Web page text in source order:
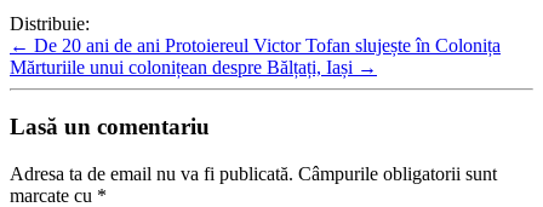
Distribuie:
← De 20 ani de ani Protoiereul Victor Tofan slujește în Colonița
Mărturiile unui colonițean despre Bălțați, Iași →
Lasă un comentariu
Adresa ta de email nu va fi publicată. Câmpurile obligatorii sunt
marcate cu *